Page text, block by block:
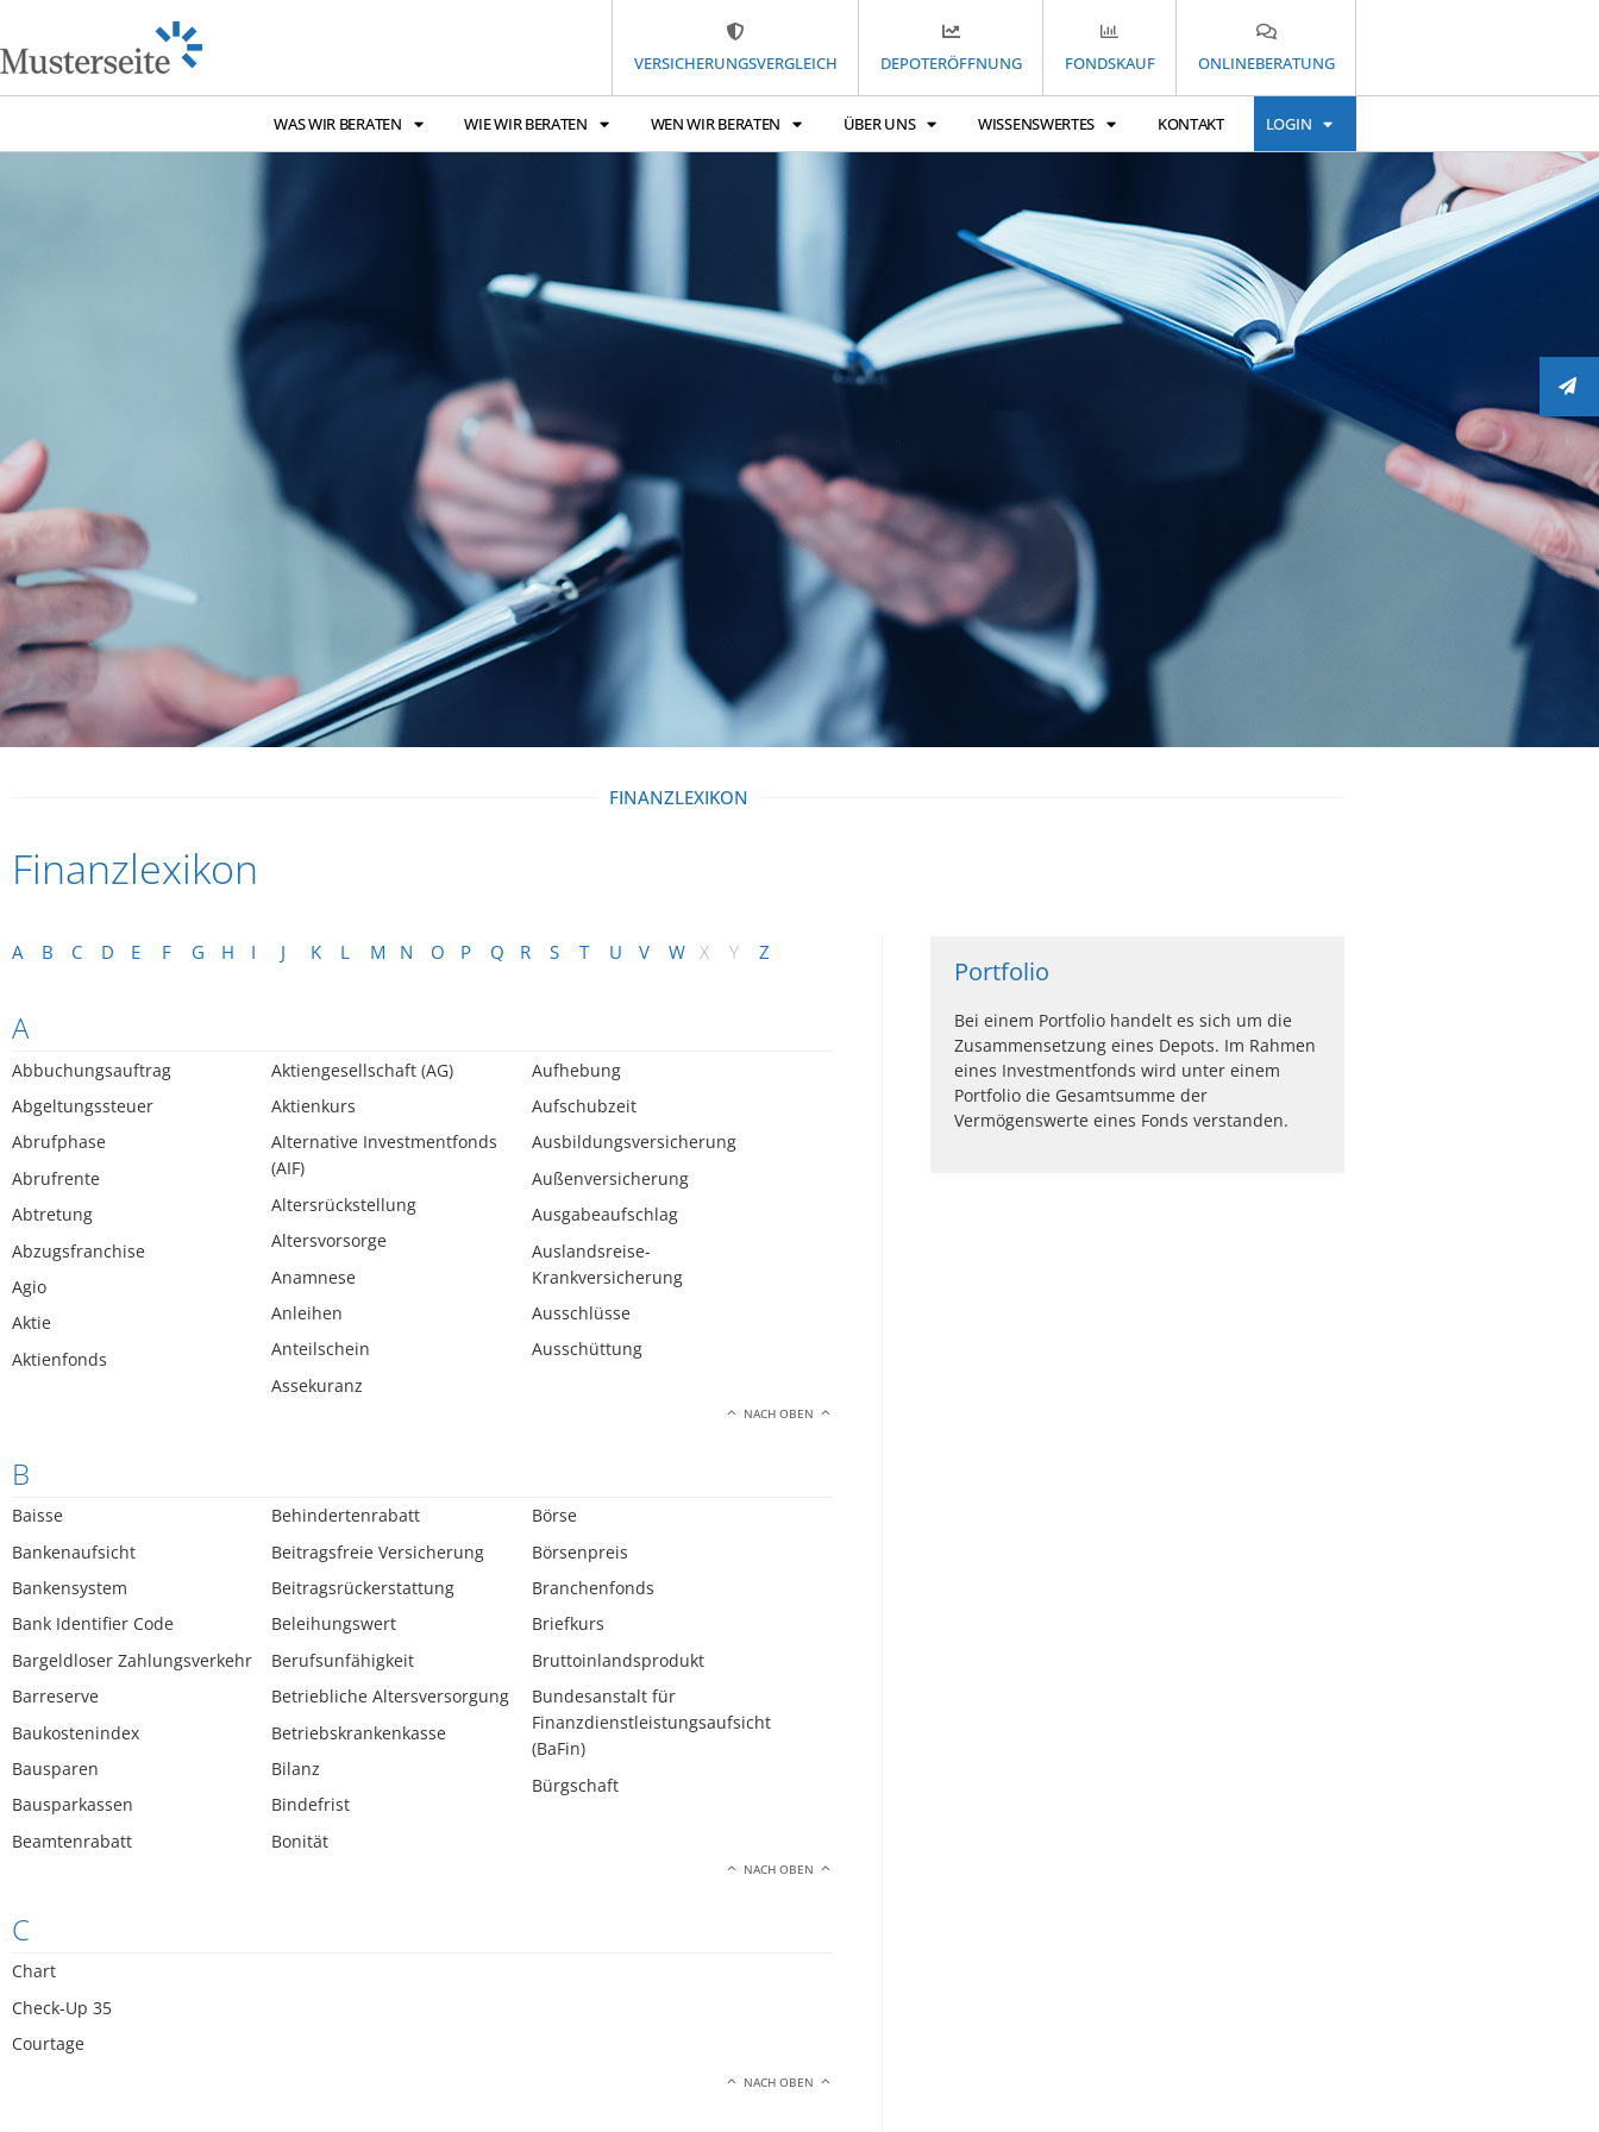
VERSICHERUNGSVERGLEICH DEPOTERÖFFNUNG FONDSKAUF ONLINEBERATUNG
WAS WIR BERATEN WIE WIR BERATEN WEN WIR BERATEN ÜBER UNS WISSENSWERTES KONTAKT LOGIN
FINANZLEXIKON
Finanzlexikon
A B C D E F G H I J K L M N O P Q R S T U V W X Y Z
A
Abbuchungsauftrag
Abgeltungssteuer
Abrufphase
Abrufrente
Abtretung
Abzugsfranchise
Agio
Aktie
Aktienfonds
Aktiengesellschaft (AG)
Aktienkurs
Alternative Investmentfonds
(AIF)
Altersrückstellung
Altersvorsorge
Anamnese
Anleihen
Anteilschein
Assekuranz
Aufhebung
Aufschubzeit
Ausbildungsversicherung
Außenversicherung
Ausgabeaufschlag
Auslandsreise-
Krankversicherung
Ausschlüsse
Ausschüttung
NACH OBEN
B
Baisse
Bankenaufsicht
Bankensystem
Bank Identifier Code
Bargeldloser Zahlungsverkehr
Barreserve
Baukostenindex
Bausparen
Bausparkassen
Beamtenrabatt
Behindertenrabatt
Beitragsfreie Versicherung
Beitragsrückerstattung
Beleihungswert
Berufsunfähigkeit
Betriebliche Altersversorgung
Betriebskrankenkasse
Bilanz
Bindefrist
Bonität
Börse
Börsenpreis
Branchenfonds
Briefkurs
Bruttoinlandsprodukt
Bundesanstalt für
Finanzdienstleistungsaufsicht
(BaFin)
Bürgschaft
NACH OBEN
C
Chart
Check-Up 35
Courtage
NACH OBEN
Portfolio
Bei einem Portfolio handelt es sich um die
Zusammensetzung eines Depots. Im Rahmen
eines Investmentfonds wird unter einem
Portfolio die Gesamtsumme der
Vermögenswerte eines Fonds verstanden.